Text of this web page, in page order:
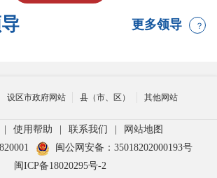
更多领导 ？
设区市政府网站 县（市、区） 其他网站
使用帮助 联系我们
网站地图
闽公网安备：35018202000193号
闽ICP备18020295号-2